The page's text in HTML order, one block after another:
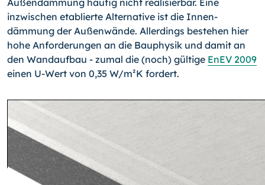
Außendämmung häufig nicht rea­lisierbar. Eine
inzwischen etablierte Alternative ist die Innen­
dämmung der Außenwände. Allerdings bestehen hier
hohe An­forderungen an die Bauphysik und damit an
den Wandaufbau - zumal die (noch) gültige EnEV 2009
einen U-Wert von 0,35 W/m²K fordert.